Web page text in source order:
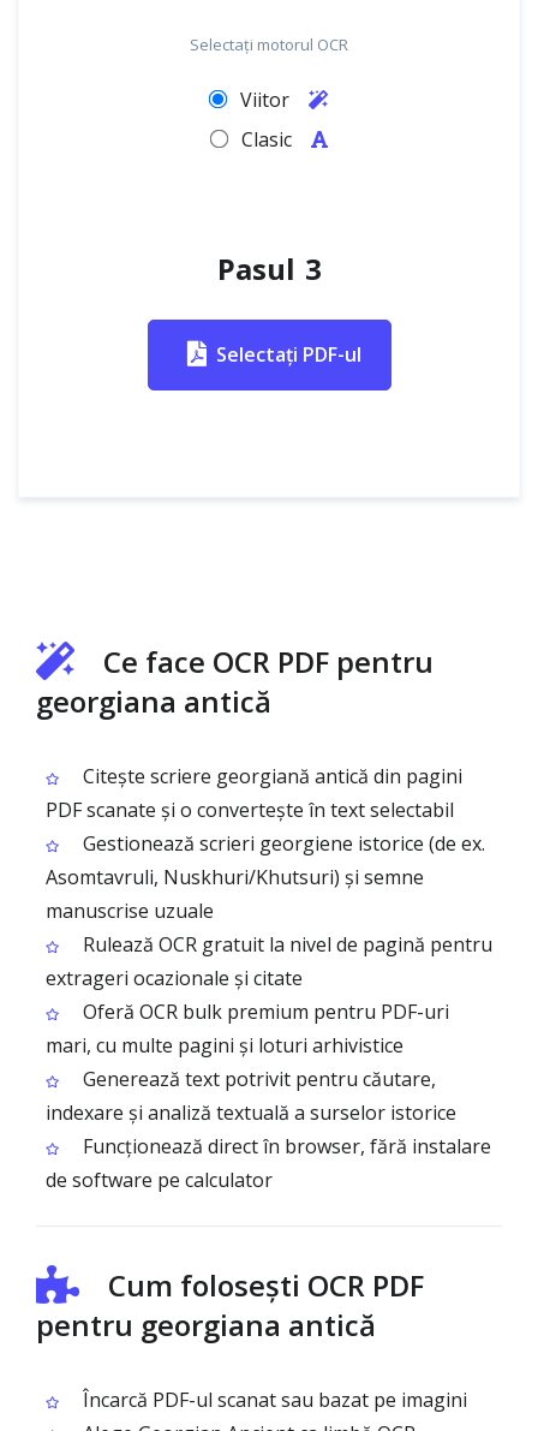
Selectați motorul OCR
Viitor
Clasic
Pasul 3
Selectați PDF-ul
Ce face OCR PDF pentru
georgiana antică
Citește scriere georgiană antică din pagini
PDF scanate și o convertește în text selectabil
Gestionează scrieri georgiene istorice (de ex.
Asomtavruli, Nuskhuri/Khutsuri) și semne
manuscrise uzuale
Rulează OCR gratuit la nivel de pagină pentru
extrageri ocazionale și citate
Oferă OCR bulk premium pentru PDF-uri
mari, cu multe pagini și loturi arhivistice
Generează text potrivit pentru căutare,
indexare și analiză textuală a surselor istorice
Funcționează direct în browser, fără instalare
de software pe calculator
Cum folosești OCR PDF
pentru georgiana antică
Încarcă PDF-ul scanat sau bazat pe imagini